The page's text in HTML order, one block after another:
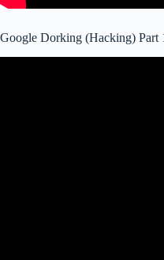
Google Dorking (Hacking) Part